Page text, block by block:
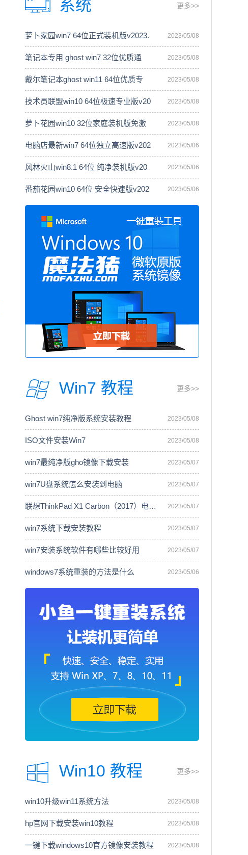
系统 更多>>
萝卜家园win7 64位正式装机版v2023. 2023/05/08
笔记本专用 ghost win7 32位优质通 2023/05/08
戴尔笔记本ghost win11 64位优质专 2023/05/08
技术员联盟win10 64位极速专业版v20 2023/05/08
萝卜花园win10 32位家庭装机版免激 2023/05/08
电脑店最新win7 64位独立高速版v202 2023/05/06
风林火山win8.1 64位 纯净装机版v20 2023/05/06
番茄花园win10 64位 安全快速版v202 2023/05/06
Win7 教程 更多>>
Ghost win7纯净版系统安装教程 2023/05/08
ISO文件安装Win7 2023/05/08
win7最纯净版gho镜像下载安装 2023/05/07
win7U盘系统怎么安装到电脑 2023/05/07
联想ThinkPad X1 Carbon（2017）电脑安 2023/05/07
win7系统下载安装教程 2023/05/07
win7安装系统软件有哪些比较好用 2023/05/07
windows7系统重装的方法是什么 2023/05/06
Win10 教程 更多>>
win10升级win11系统方法 2023/05/08
hp官网下载安装win10教程 2023/05/08
一键下载windows10官方镜像安装教程 2023/05/08